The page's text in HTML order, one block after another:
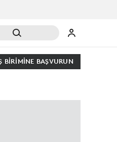
BIRIMINE BAŞVURUN